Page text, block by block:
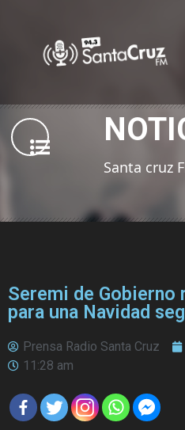
Santa cruz
Seremi de Gobierno
para una Navidad
Prensa Radio Santa Cruz
11:28 am